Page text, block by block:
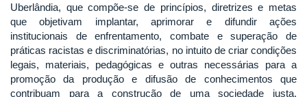
Uberlândia, que compõe-se de princípios, diretrizes e metas
que objetivam implantar, aprimorar e difundir ações
institucionais de enfrentamento, combate e superação de
práticas racistas e discriminatórias, no intuito de criar condições
legais, materiais, pedagógicas e outras necessárias para a
promoção da produção e difusão de conhecimentos que
contribuam para a construção de uma sociedade justa,